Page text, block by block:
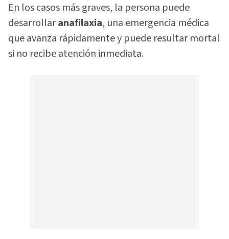
En los casos más graves, la persona puede
desarrollaranafilaxia, una emergencia médica
que avanza rápidamente y puede resultar mortal
si no recibe atención inmediata.